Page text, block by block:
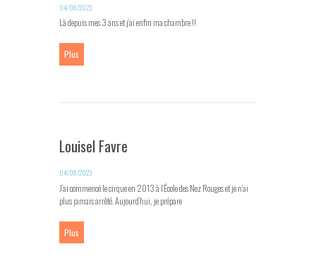
04/08/2023
Là depuis mes 3 ans et j’ai enfin ma chambre !!
Plus
Louisel Favre
04/08/2023
J’ai commencé le cirque en 2013 à l’École des Nez Rouges et je n’ai
plus jamais arrêté. Aujourd’hui, je prépare
Plus